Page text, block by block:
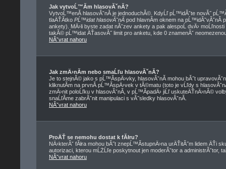
Jak vytvoĹ™Ă­m hlasovĂˇnĂ­?
VytvoĹ™enĂ­ hlasovĂˇnĂ­ je jednoduchĂ©. KdyĹľ pĹ™idĂˇte novĂ˝
tlaÄŤĂ­tko PĹ™idat hlasovĂˇnĂ­ pod hlavnĂ­m oknem na pĹ™idĂˇvĂˇnĂ­
ankety). MÄ›li byste zadat nĂˇzev ankety a pak alespoĹ dvÄ›
takĂ© pĹ™idat ÄŤasovĂ˝ limit pro anketu, kde 0 znamenĂˇ
NĂˇvrat nahoru
Jak zmÄ›nĂ­m nebo smaĹľu hlasovĂˇnĂ­?
Je to stejnĂ© jako s pĹ™Ă­spÄ›vky, hlasovĂˇnĂ­ mohou bĂ˝t
kliknutĂ­m na prvnĂ­ pĹ™Ă­spÄ›vek v tĂ©matu (toto je vĹľdy s
zmÄ›nit poloĹľku v hlasovĂˇnĂ­, v pĹ™Ă­padÄ› jiĹľ uskuteÄŤnÄ›nĂ©
snaĹľĂ­me zabrĂˇnit manipulaci s vĂ˝sledky hlasovĂˇnĂ­.
NĂˇvrat nahoru
ProÄŤ se nemohu dostat k fĂłru?
NÄ›kterĂˇ fĂłra mohou bĂ˝t znepĹ™Ă­stupnÄ›na urÄŤitĂ˝m lidem
autorizaci, kterou mĹŻĹľe poskytnout jen moderĂˇtor a administrĂˇtor,
NĂˇvrat nahoru